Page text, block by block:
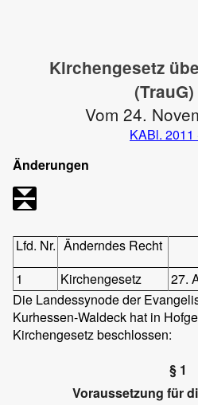
Kirchengesetz
(TrauG)
Vom 24.
KABl. 2011
Änderungen
Lfd. Nr. Änderndes Recht
1
Kirchengesetz 27.
Die Landessynode der
Kurhessen-Waldeck hat in
Kirchengesetz beschlossen:
§ 1
Voraussetzung für